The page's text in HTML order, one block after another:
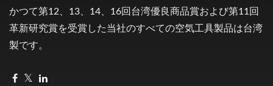
かつて第12、13、14、16回台湾優良商品賞および第11回
革新研究賞を受賞した当社のすべての空気工具製品は台湾
製です。